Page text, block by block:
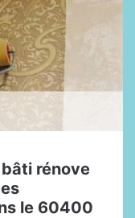
rénove
le 60400